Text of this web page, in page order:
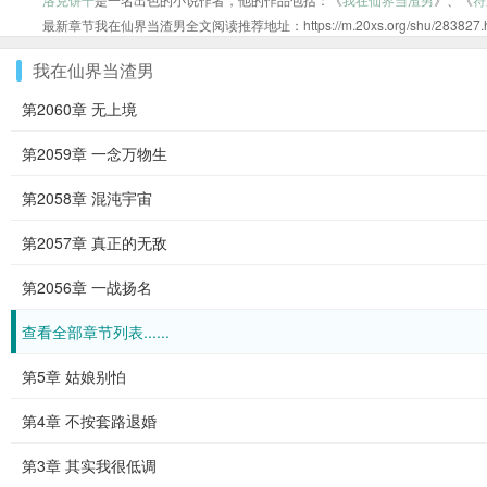
最新章节我在仙界当渣男全文阅读推荐地址：https://m.20xs.org/shu/
我在仙界当渣男
第2060章 无上境
第2059章 一念万物生
第2058章 混沌宇宙
第2057章 真正的无敌
第2056章 一战扬名
查看全部章节列表......
第5章 姑娘别怕
第4章 不按套路退婚
第3章 其实我很低调